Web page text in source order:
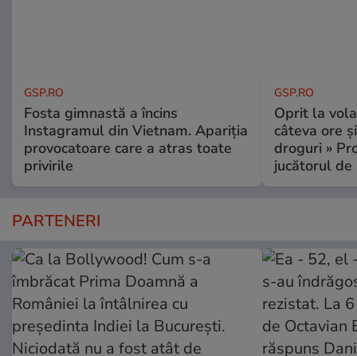
GSP.RO
Fosta gimnastă a încins
Instagramul din Vietnam. Apariția
provocatoare care a atras toate
privirile
GSP.RO
Oprit la
câteva ore
droguri »
jucătorul
PARTENERI